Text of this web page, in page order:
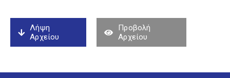
Λήψη
Αρχείου
Προβολή
Αρχείου